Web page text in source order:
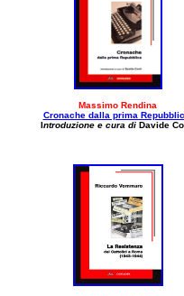
Massimo Rendina
Cronache dalla prima
Introduzione e cura di Davide